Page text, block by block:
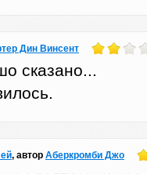
Дин Винсент
сказано...
, автор Аберкромби Джо